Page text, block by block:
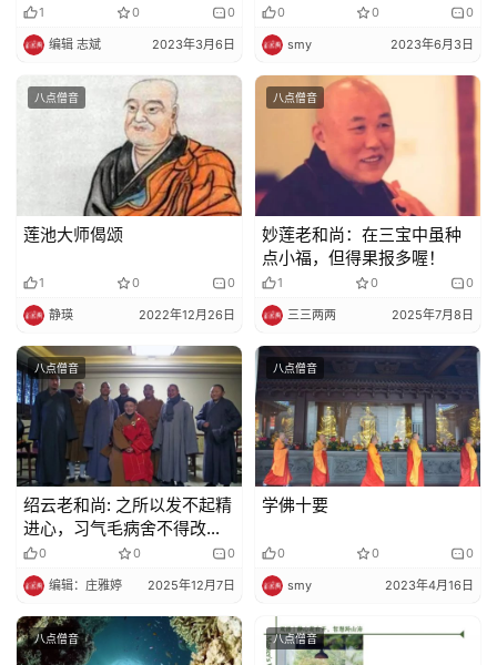
1 0 0
编辑 志斌 2023年3月6日
0 0 0
smy 2023年6月3日
八点僧音
莲池大师偈颂
1 0 0
静瑛 2022年12月26日
八点僧音
妙莲老和尚：在三宝中虽种
点小福，但得果报多喔！
1 0 0
三三两两 2025年7月8日
八点僧音
绍云老和尚: 之所以发不起精
进心，习气毛病舍不得改，
就是对生死没有真正明白
0 0 0
编辑：庄雅婷 2025年12月7日
八点僧音
学佛十要
0 0 0
smy 2023年4月16日
八点僧音 八点僧音